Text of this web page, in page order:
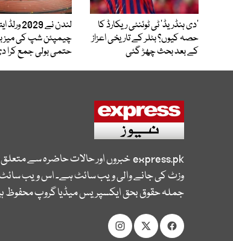
’دی ہنڈریڈ‘ ٹی ٹوئنٹی ریکارڈ کا
حصہ کیوں؟ بٹلر کے تاریخی اعزاز
کے بعد بحث چھڑ گئی
لندن نے
چیمپئن شپ کی
حتمی بولی جمع کرا
express.pkخبروں اور حالات حاضرہ سے
وزٹ کی جانے والی ویب سائٹ ہے۔ اس ویب سائٹ
جملہ حقوق بحق ایکسپریس میڈیا گروپ محفوظ